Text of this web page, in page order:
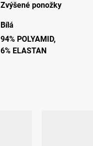
Zvýšené ponožky
Bílá
94% POLYAMID,
6% ELASTAN